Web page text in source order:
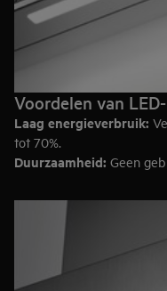
Voordelen van
Laag energieverbruik:
tot 70%.
Duurzaamheid: Geen
Goede
uur/ 10 jaar.